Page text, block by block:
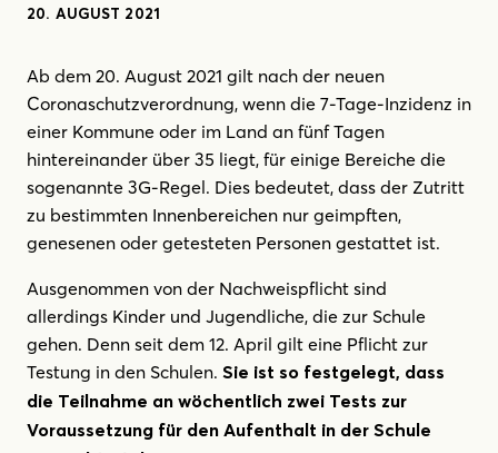
20. AUGUST 2021
Ab dem 20. August 2021 gilt nach der neuen
Coronaschutzverordnung, wenn die 7-Tage-Inzidenz in
einer Kommune oder im Land an fünf Tagen
hintereinander über 35 liegt, für einige Bereiche die
sogenannte 3G-Regel. Dies bedeutet, dass der Zutritt
zu bestimmten Innenbereichen nur geimpften,
genesenen oder getesteten Personen gestattet ist.
Ausgenommen von der Nachweispflicht sind
allerdings Kinder und Jugendliche, die zur Schule
gehen. Denn seit dem 12. April gilt eine Pflicht zur
Testung in den Schulen. Sie ist so festgelegt, dass
die Teilnahme an wöchentlich zwei Tests zur
Voraussetzung für den Aufenthalt in der Schule